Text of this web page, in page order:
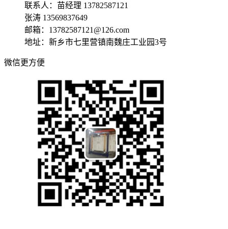
联系人：苗经理 13782587121
张涛 13569837649
邮箱：13782587121@126.com
地址：新乡市七里营镇南魏庄工业园3号
微信更方便